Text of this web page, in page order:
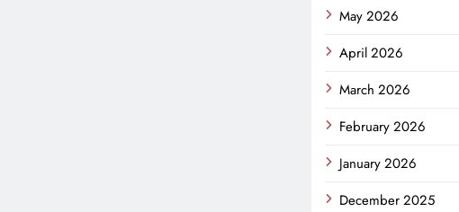
May 2026
April 2026
March 2026
February 2026
January 2026
December 2025